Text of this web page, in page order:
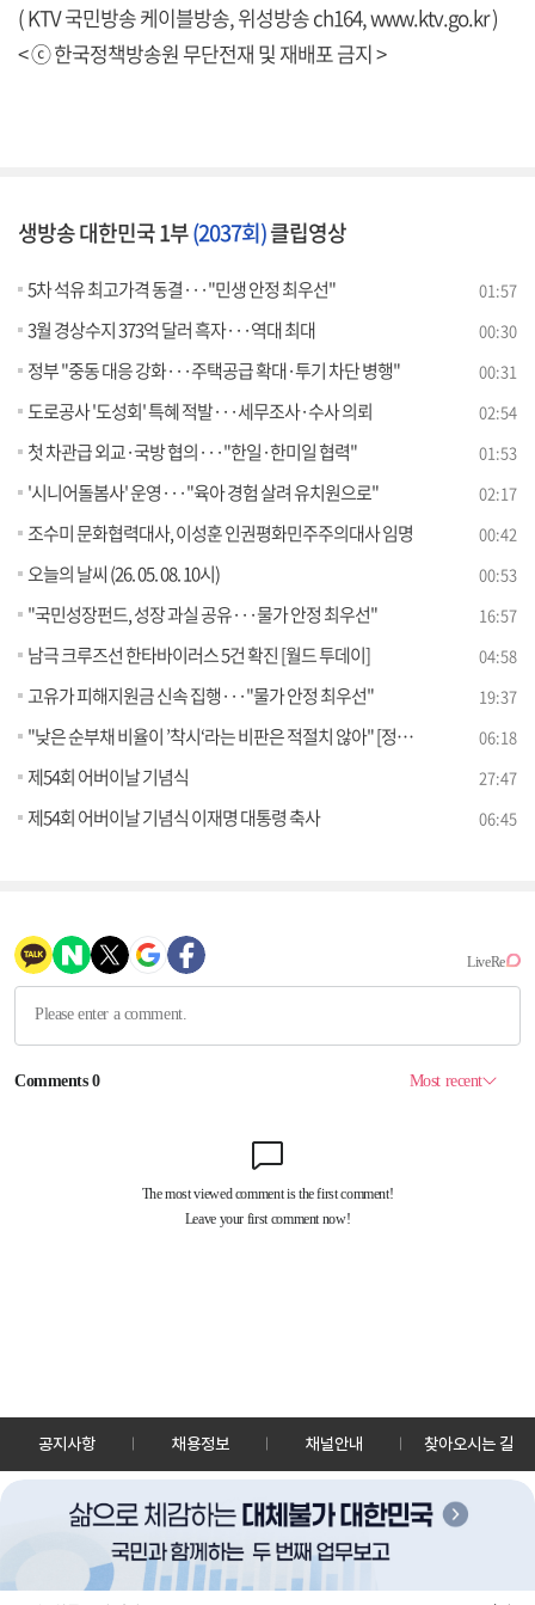
( KTV 국민방송 케이블방송, 위성방송 ch164,www.ktv.go.kr)
< ⓒ 한국정책방송원 무단전재 및 재배포 금지 >
생방송 대한민국 1부(2037회)클립영상
5차 석유 최고가격 동결···"민생 안정 최우선" 01:57
3월 경상수지 373억 달러 흑자···역대 최대 00:30
정부 "중동 대응 강화···주택공급 확대·투기 차단 병행" 00:31
도로공사 '도성회' 특혜 적발···세무조사·수사 의뢰 02:54
첫 차관급 외교·국방 협의···"한일·한미일 협력" 01:53
'시니어돌봄사' 운영···"육아 경험 살려 유치원으로" 02:17
조수미 문화협력대사, 이성훈 인권평화민주주의대사 임명 00:42
오늘의 날씨 (26. 05. 08. 10시) 00:53
"국민성장펀드, 성장 과실 공유···물가 안정 최우선" 16:57
남극 크루즈선 한타바이러스 5건 확진 [월드 투데이] 04:58
고유가 피해지원금 신속 집행···"물가 안정 최우선" 19:37
"낮은 순부채 비율이 ’착시‘라는 비판은 적절치 않아" [정책 바로보기] 06:18
제54회 어버이날 기념식 27:47
제54회 어버이날 기념식 이재명 대통령 축사 06:45
공지사항 채용정보 채널안내 찾아오시는 길
30128 세종특별자치시 정부2청사로 13 한국정책방송원 KTV
TEL: 044-204-8000
Copyrightⓒ KTV 국민방송 All Rights Reserved.
PC버전 앱 다운로드